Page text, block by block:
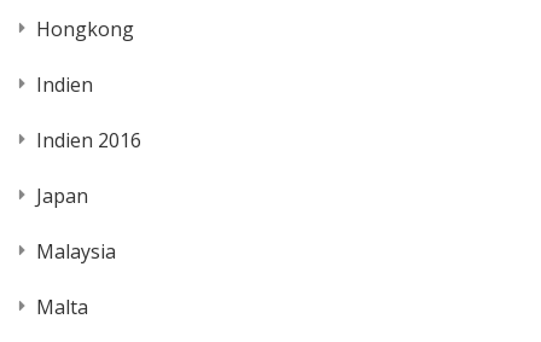
Hongkong
Indien
Indien 2016
Japan
Malaysia
Malta